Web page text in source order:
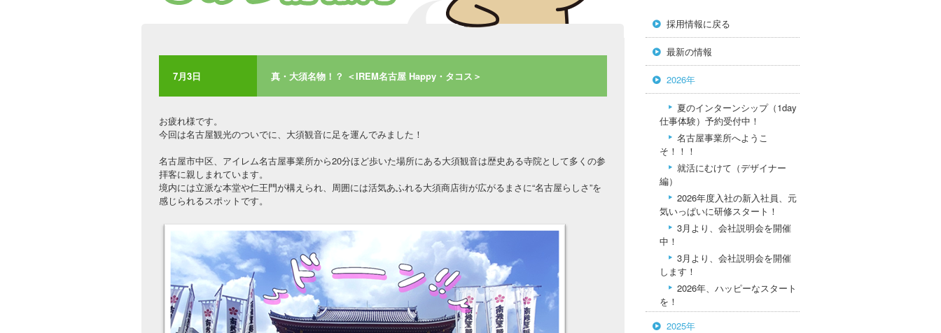
7月3日 真・大須名物！？ ＜IREM名古屋 Happy・タコス＞
お疲れ様です。
今回は名古屋観光のついでに、大須観音に足を運んでみました！
名古屋市中区、アイレム名古屋事業所から20分ほど歩いた場所にある大須観音は歴史ある寺院として多くの参
拝客に親しまれています。
境内には立派な本堂や仁王門が構えられ、周囲には活気あふれる大須商店街が広がるまさに“名古屋らしさ”を
感じられるスポットです。
採用情報に戻る
最新の情報
2026年
夏のインターンシップ（1day
仕事体験）予約受付中！
名古屋事業所へようこ
そ！！！
就活にむけて（デザイナー
編）
2026年度入社の新入社員、元
気いっぱいに研修スタート！
3月より、会社説明会を開催
中！
3月より、会社説明会を開催
します！
2026年、ハッピーなスタート
を！
2025年